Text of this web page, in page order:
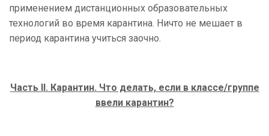
применением дистанционных образовательных
технологий во время карантина. Ничто не мешает в
период карантина учиться заочно.
Часть II. Карантин. Что делать, если в классе/группе
ввели карантин?